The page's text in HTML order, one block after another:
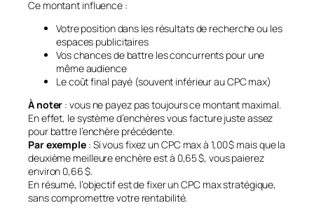
Ce montant influence :
Votre position dans les résultats de recherche ou les
espaces publicitaires
Vos chances de battre les concurrents pour une
même audience
Le coût final payé (souvent inférieur au CPC max)
À noter : vous ne payez pas toujours ce montant maximal.
En effet, le système d’enchères vous facture juste assez
pour battre l’enchère précédente.
Par exemple : Si vous fixez un CPC max à 1,00 $ mais que la
deuxième meilleure enchère est à 0,65 $, vous paierez
environ 0,66 $.
En résumé, l’objectif est de fixer un CPC max stratégique,
sans compromettre votre rentabilité.